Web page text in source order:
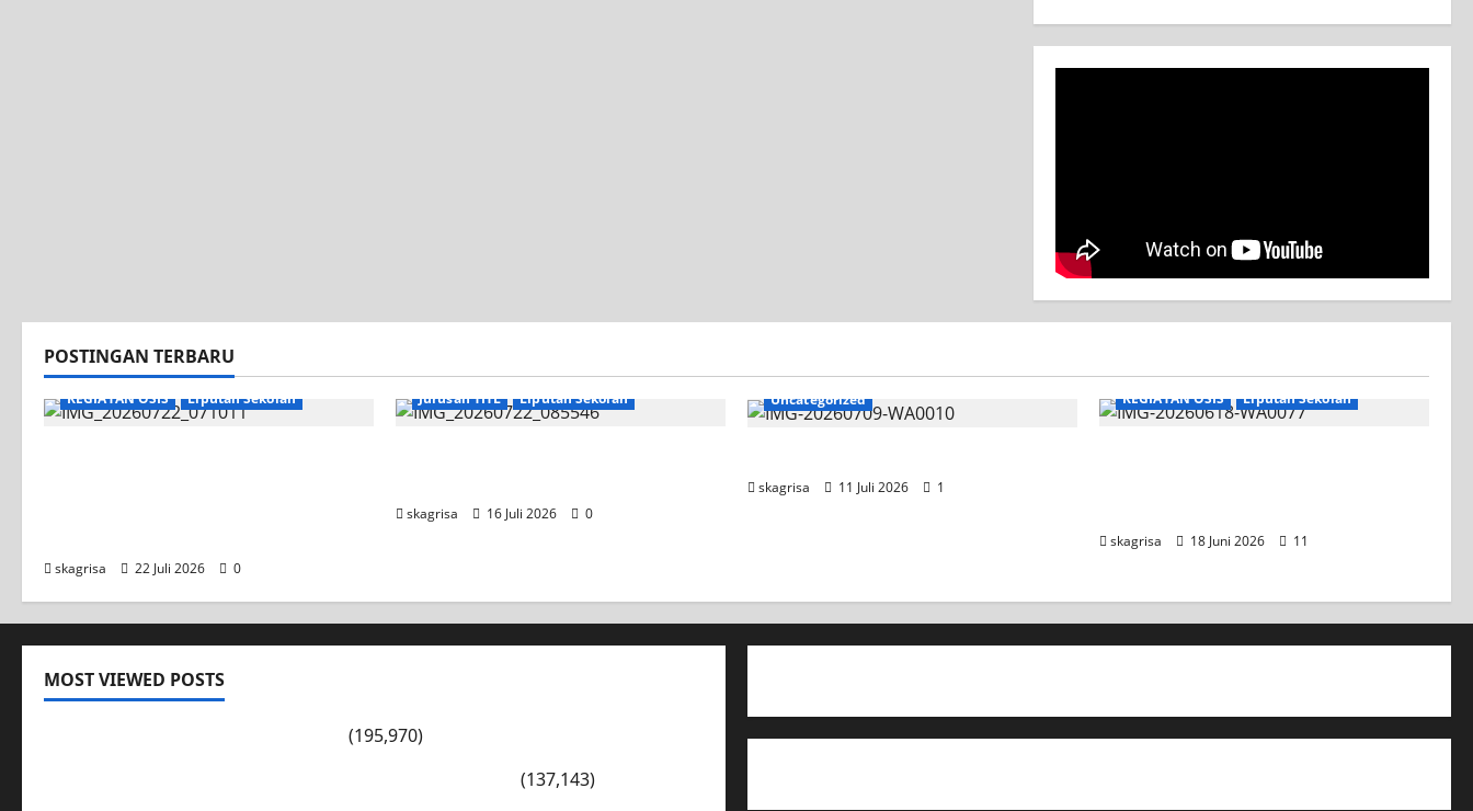
POSTINGAN TERBARU
KEGIATAN OSIS Liputan Sekolah
skagrisa 22 Juli 2026 0
Jurusan TITL Liputan Sekolah
skagrisa 16 Juli 2026 0
Uncategorized
skagrisa 11 Juli 2026 1
KEGIATAN OSIS Liputan Sekolah
skagrisa 18 Juni 2026 11
MOST VIEWED POSTS
(195,970)
(137,143)